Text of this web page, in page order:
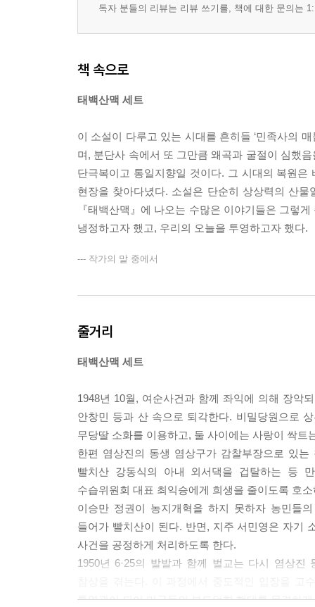
독자 분들의 리뷰는 리뷰 쓰기를, 책에 대한 문의는
책 속으로
태백산맥 세트
이 소설이 다루고 있는 시대를 흔히들 ‘민족사의
며, 분단사 속에서 또 그만큼 왜곡과 굴절이 심했
단극복이고 통일지향일 것이다. 그 시대의 복원
현장을 찾아다녔다. 소설은 단순히 상상력의 산
『태백산맥』에 나오는 수많은 이야기들은 그렇
냉정하고자 했고, 우리의 오늘을 투영하고자 했다.
--- 작가의 말 중에서
줄거리
태백산맥 세트
1948년 10월, 여순사건과 함께 좌익에 의해 장악
안창민 등과 산 속으로 퇴각한다. 비밀당원으로
무당딸 소화를 이용하고, 둘 사이에는 사랑이 싹
한편 염상진의 동생 염상구가 감찰부장으로 있
빨치산 강동식의 아내 외서댁을 겁탈하는 등
수습위원회 대표 최익승에게 희생을 줄이도록 호
이승만 정권이 농지개혁을 하지 못하자 농민들
들어가 빨치산이 된다. 반면, 지주 서민영은 자기
사건을 공정하게 처리하도록 한다.
1950년 6·25의 발발과 함께 벌교는 다시 염상
통역관이 되어 미군들의 부도덕한 행태를 목격하